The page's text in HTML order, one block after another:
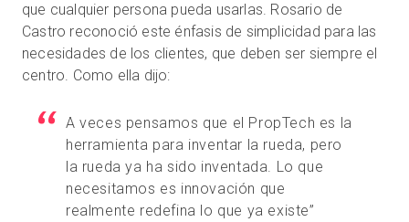
que cualquier persona pueda usarlas. Rosario de
Castro reconoció este énfasis de simplicidad para las
necesidades de los clientes, que deben ser siempre el
centro. Como ella dijo:
A veces pensamos que el PropTech es la
herramienta para inventar la rueda, pero
la rueda ya ha sido inventada. Lo que
necesitamos es innovación que
realmente redefina lo que ya existe”